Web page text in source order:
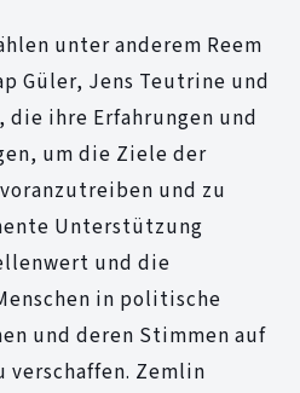
unter anderem Reem
Güler, Jens Teutrine und
die ihre Erfahrungen und
um die Ziele der
und zu
Unterstützung
und die
in politische
und deren Stimmen auf
verschaffen. Zemlin